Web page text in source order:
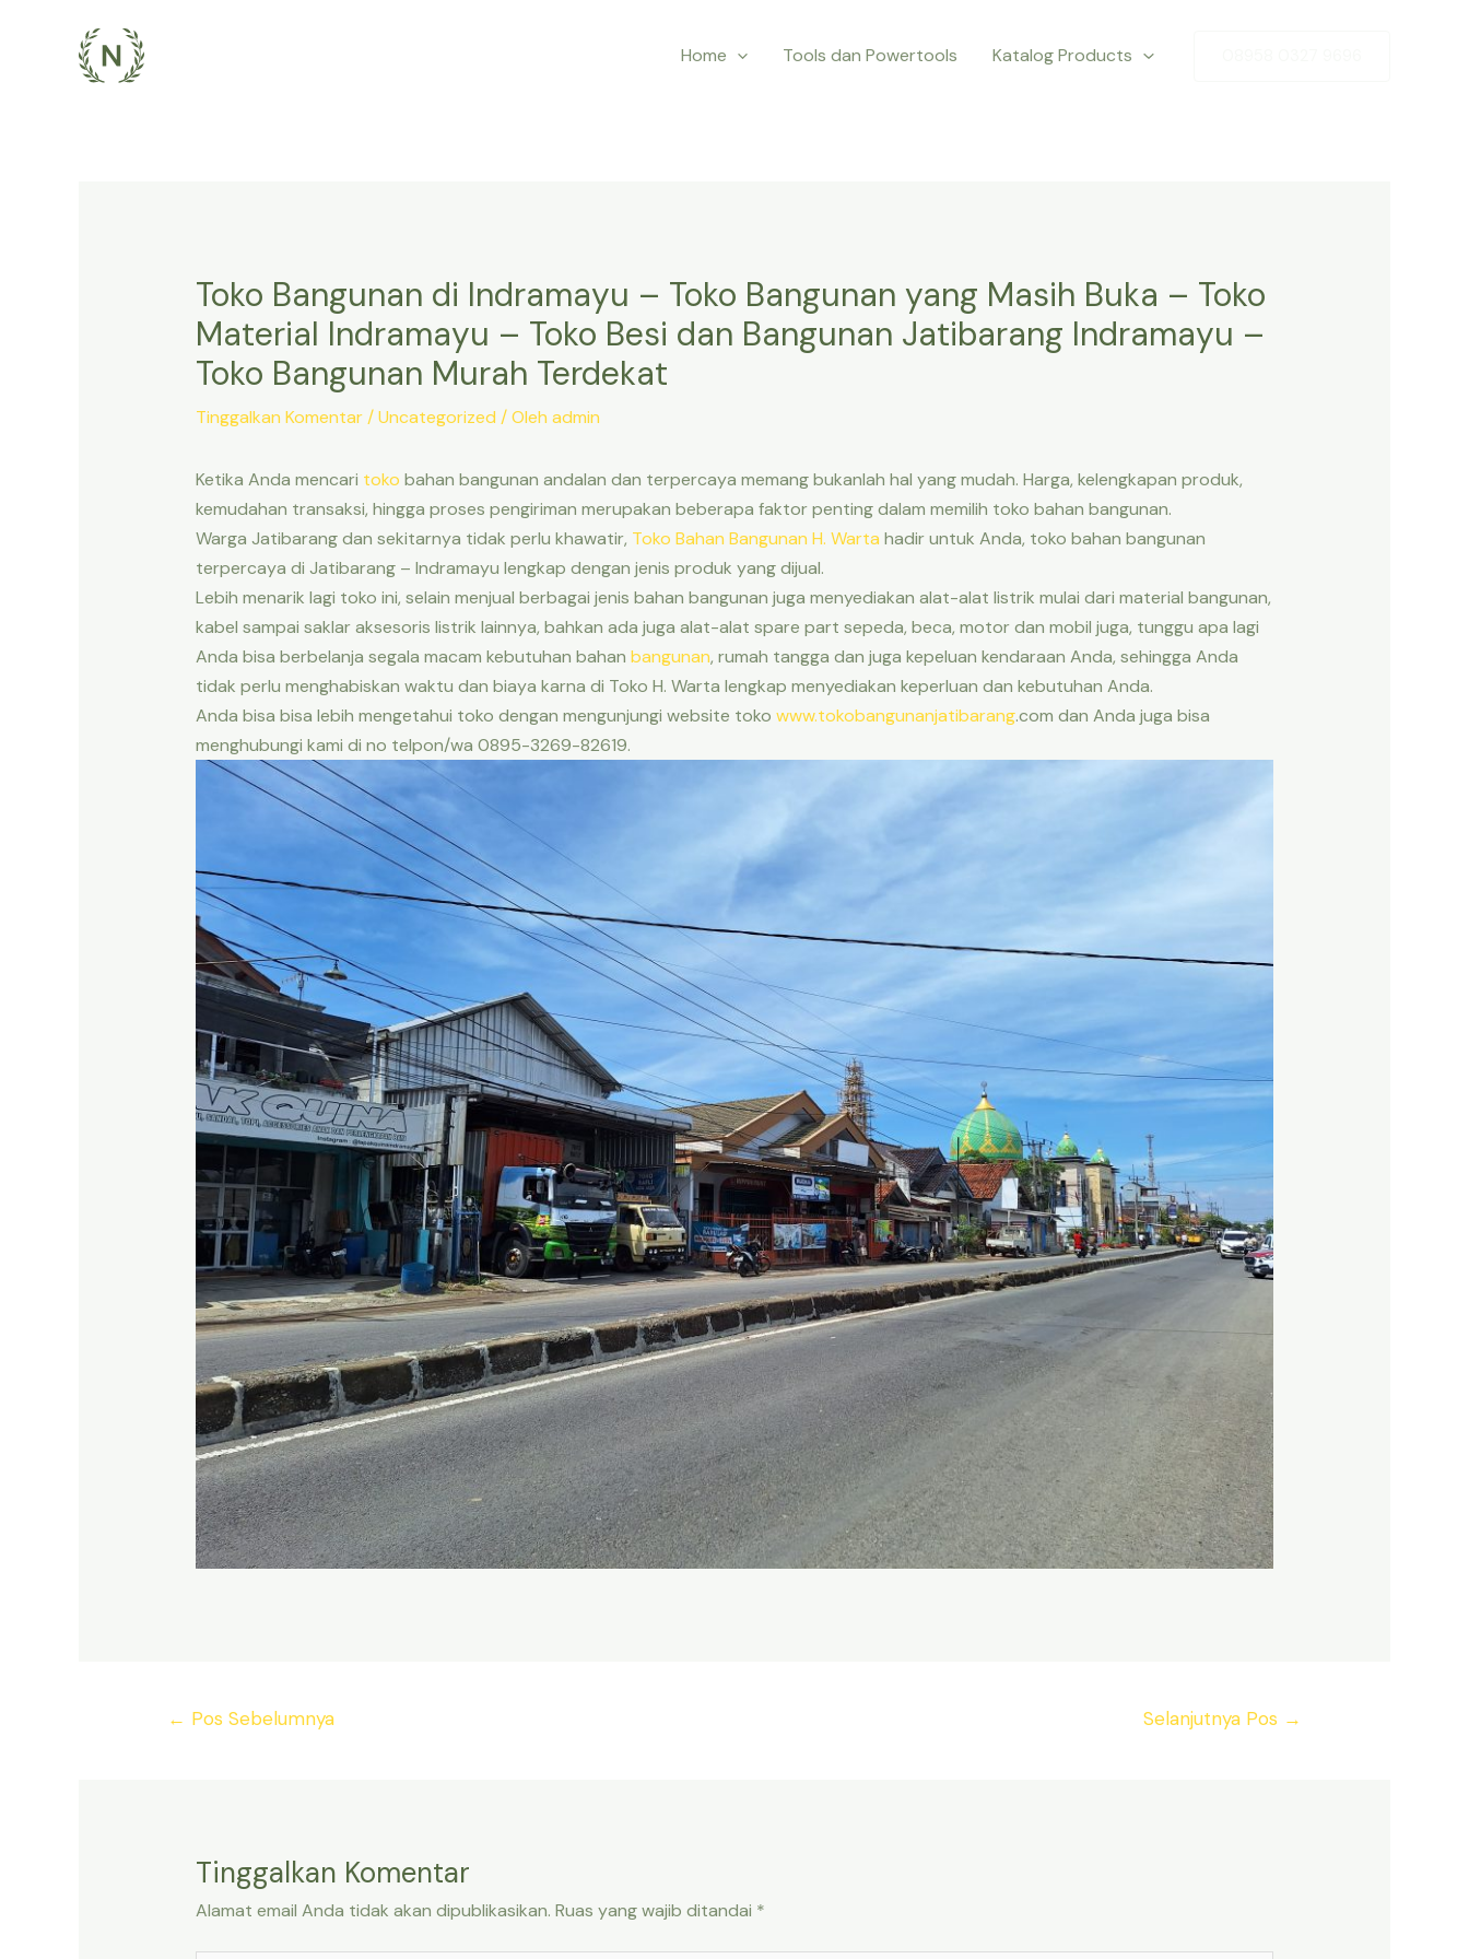
Home Tools dan Powertools Katalog Products
Toko Bangunan di Indramayu – Toko Bangunan yang Masih Buka – Toko
Material Indramayu – Toko Besi dan Bangunan Jatibarang Indramayu –
Toko Bangunan Murah Terdekat
Tinggalkan Komentar /Uncategorized / Oleh admin
Ketika Anda mencari toko bahan bangunan andalan dan terpercaya memang bukanlah hal yang mudah. Harga, kelengkapan produk,
kemudahan transaksi, hingga proses pengiriman merupakan beberapa faktor penting dalam memilih toko bahan bangunan.
Warga Jatibarang dan sekitarnya tidak perlu khawatir, Toko Bahan Bangunan H. Warta hadir untuk Anda, toko bahan bangunan
terpercaya di Jatibarang – Indramayu lengkap dengan jenis produk yang dijual.
Lebih menarik lagi toko ini, selain menjual berbagai jenis bahan bangunan juga menyediakan alat-alat listrik mulai dari material bangunan,
kabel sampai saklar aksesoris listrik lainnya, bahkan ada juga alat-alat spare part sepeda, beca, motor dan mobil juga, tunggu apa lagi
Anda bisa berbelanja segala macam kebutuhan bahan bangunan, rumah tangga dan juga kepeluan kendaraan Anda, sehingga Anda
tidak perlu menghabiskan waktu dan biaya karna di Toko H. Warta lengkap menyediakan keperluan dan kebutuhan Anda.
Anda bisa bisa lebih mengetahui toko dengan mengunjungi website toko www.tokobangunanjatibarang.com dan Anda juga bisa
menghubungi kami di no telpon/wa 0895-3269-82619.
Navigasi
← Pos Sebelumnya Selanjutnya Pos →
Tinggalkan Komentar
Alamat email Anda tidak akan dipublikasikan. Ruas yang wajib ditandai *